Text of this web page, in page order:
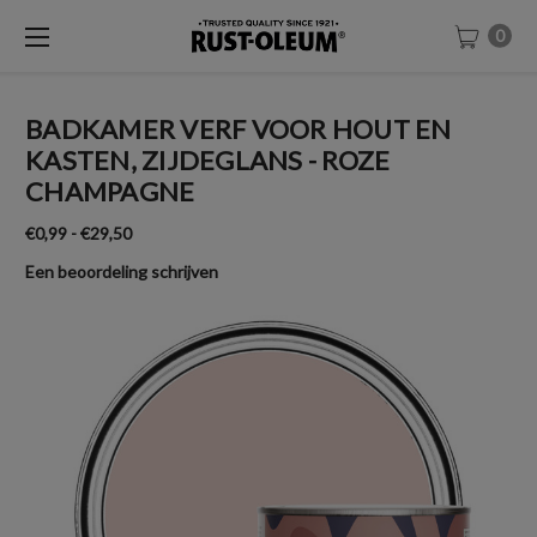
0
BADKAMER VERF VOOR HOUT EN
KASTEN, ZIJDEGLANS - ROZE
CHAMPAGNE
€0,99 - €29,50
Een beoordeling schrijven